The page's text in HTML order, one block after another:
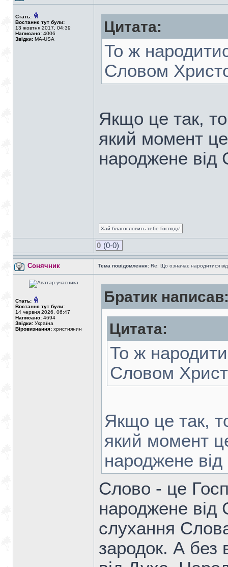
Стать:
Востаннє тут були:
13 жовтня 2017, 04:39
Написано: 4006
Звідки: MA-USA
Цитата:
То ж
Словом
Якщо це так,
який момент це
народжене від
Хай благословить тебе Господь!
0 (0-0)
Сонячник Тема повідомлення: Re: Що означає народитися
Стать:
Востаннє тут були:
14 червня 2026, 06:47
Написано: 4694
Звідки: Україна
Віровизнання: християнин
Братик
Цитата:
То ж
Словом
Якщо це так,
який момент
народжене
Слово - це
народжене від
слухання
зародок. А без